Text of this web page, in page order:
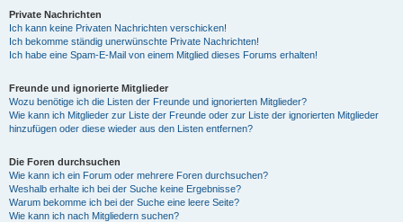
Private Nachrichten
Ich kann keine Privaten Nachrichten verschicken!
Ich bekomme ständig unerwünschte Private Nachrichten!
Ich habe eine Spam-E-Mail von einem Mitglied dieses Forums erhalten!
Freunde und ignorierte Mitglieder
Wozu benötige ich die Listen der Freunde und ignorierten Mitglieder?
Wie kann ich Mitglieder zur Liste der Freunde oder zur Liste der ignorierten Mitglieder
hinzufügen oder diese wieder aus den Listen entfernen?
Die Foren durchsuchen
Wie kann ich ein Forum oder mehrere Foren durchsuchen?
Weshalb erhalte ich bei der Suche keine Ergebnisse?
Warum bekomme ich bei der Suche eine leere Seite?
Wie kann ich nach Mitgliedern suchen?